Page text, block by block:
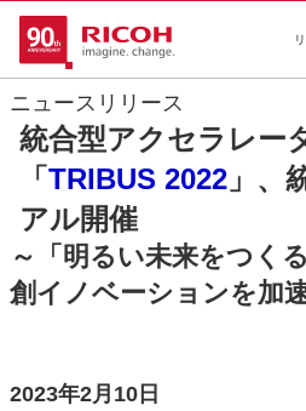
ニュースリリース
統合型アクセラレー
「 TRIBUS 2022 」、
アル開催
～「明るい未来をつく
創イノベーションを加
2023年2月10日